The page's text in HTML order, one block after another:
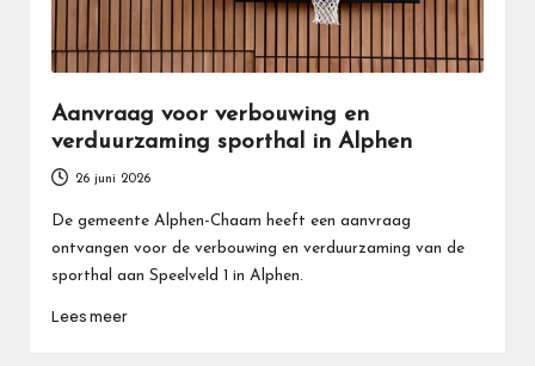
Aanvraag voor verbouwing en
verduurzaming sporthal in Alphen
26 juni 2026
De gemeente Alphen-Chaam heeft een aanvraag
ontvangen voor de verbouwing en verduurzaming van de
sporthal aan Speelveld 1 in Alphen.
Lees meer